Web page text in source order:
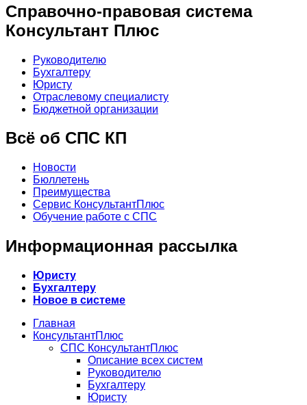
Справочно-правовая система
Консультант Плюс
Руководителю
Бухгалтеру
Юристу
Отраслевому специалисту
Бюджетной организации
Всё об СПС КП
Новости
Бюллетень
Преимущества
Сервис КонсультантПлюс
Обучение работе с СПС
Информационная рассылка
Юристу
Бухгалтеру
Новое в системе
Главная
КонсультантПлюс
СПС КонсультантПлюс
Описание всех систем
Руководителю
Бухгалтеру
Юристу